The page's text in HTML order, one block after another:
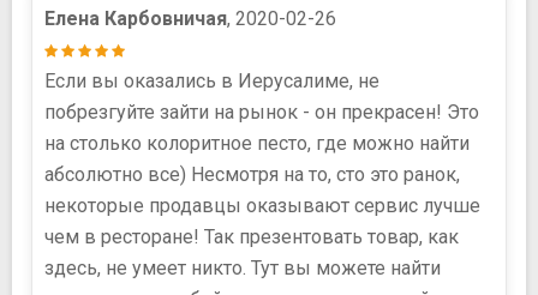
Елена Карбовничая, 2020-02-26
Если вы оказались в Иерусалиме, не
побрезгуйте зайти на рынок - он прекрасен! Это
на столько колоритное песто, где можно найти
абсолютно все) Несмотря на то, сто это ранок,
некоторые продавцы оказывают сервис лучше
чем в ресторане! Так презентовать товар, как
здесь, не умеет никто. Тут вы можете найти